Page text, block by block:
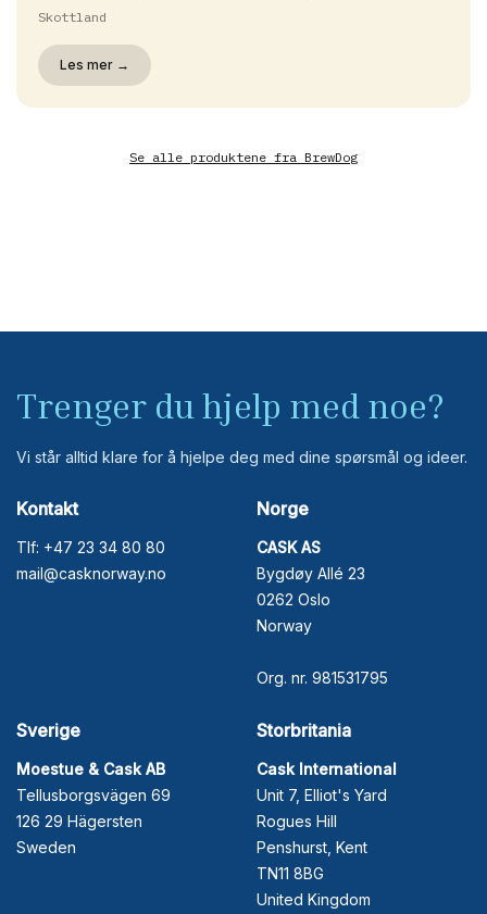
Skottland
Les mer →
Se alle produktene fra BrewDog
Trenger du hjelp med noe?
Vi står alltid klare for å hjelpe deg med dine spørsmål og ideer.
Kontakt
Tlf: +47 23 34 80 80
mail@casknorway.no
Norge
CASK AS
Bygdøy Allé 23
0262 Oslo
Norway
Org. nr. 981531795
Sverige
Moestue & Cask AB
Tellusborgsvägen 69
126 29 Hägersten
Sweden
Storbritania
Cask International
Unit 7, Elliot's Yard
Rogues Hill
Penshurst, Kent
TN11 8BG
United Kingdom